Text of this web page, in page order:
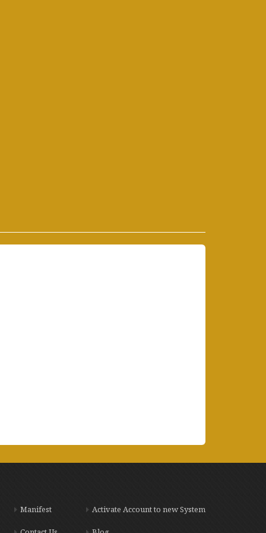
Manifest Activate Account to new System